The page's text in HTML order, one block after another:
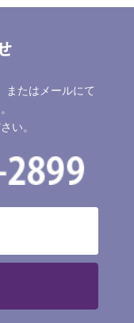
またはメールにて
い。